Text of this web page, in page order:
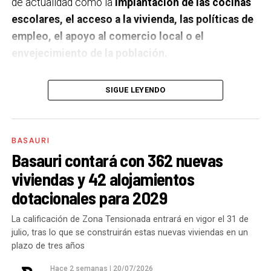
escolares, el acceso a la vivienda, las políticas de
empleo, el apoyo al comercio local o el
envejecimiento de la población.
A un año de acabar la legislatura, ¿qué balance
haces de la gestión del PSE en tus áreas dentro
del equipo de gobierno y qué proyectos
los gobiernos sirve para transformar y mejorar la vida
de las personas y, por eso, tan importante como la
gestión en las áreas de nuestra responsabilidad es la
impronta que marcamos en cuáles son las prioridades
del equipo de gobierno.
En ese sentido, destacaría la construcción de
SIGUE LEYENDO
BASAURI
Basauri contará con 362 nuevas
viviendas y 42 alojamientos
dotacionales para 2029
La calificación de Zona Tensionada entrará en vigor el 31 de
julio, tras lo que se construirán estas nuevas viviendas en un
plazo de tres años
Hace 2 semanas | 20/07/2026